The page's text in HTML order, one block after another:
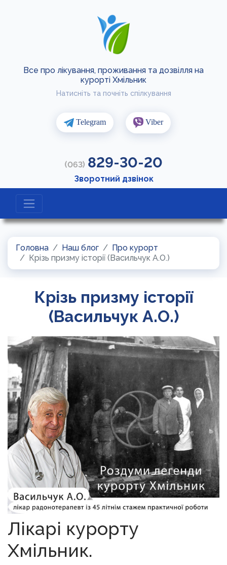
Все про лікування, проживання та дозвілля на
курорті Хмільник
Натисніть та почніть спілкування
Telegram Viber
(063) 829-30-20
Зворотний дзвінок
Головна Наш блог
Про курорт
Крізь призму історії (Васильчук А.О.)
Крізь призму історії
(Васильчук А.О.)
Лікарі курорту
Хмільник.